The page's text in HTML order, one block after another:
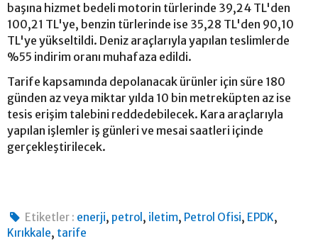
başına hizmet bedeli motorin türlerinde 39,24 TL'den
100,21 TL'ye, benzin türlerinde ise 35,28 TL'den 90,10
TL'ye yükseltildi. Deniz araçlarıyla yapılan teslimlerde
%55 indirim oranı muhafaza edildi.
Tarife kapsamında depolanacak ürünler için süre 180
günden az veya miktar yılda 10 bin metreküpten az ise
tesis erişim talebini reddedebilecek. Kara araçlarıyla
yapılan işlemler iş günleri ve mesai saatleri içinde
gerçekleştirilecek.
Etiketler : enerji, petrol , iletim, Petrol Ofisi, EPDK,
Kırıkkale, tarife